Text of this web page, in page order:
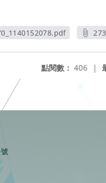
點閱數： 406 |